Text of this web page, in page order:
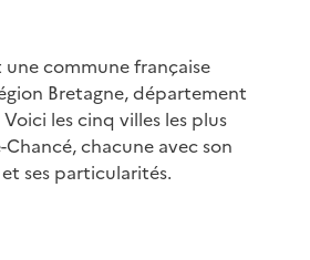
une commune française
Bretagne, département
les cinq villes les plus
Chancé, chacune avec son
ses particularités.